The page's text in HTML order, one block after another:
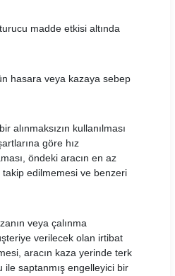
madde etkisi altında
hasara veya kazaya sebep
alınmaksızın kullanılması
göre hız
öndeki aracın en az
edilmemesi ve benzeri
veya çalınma
verilecek olan irtibat
aracın kaza yerinde terk
saptanmış engelleyici bir